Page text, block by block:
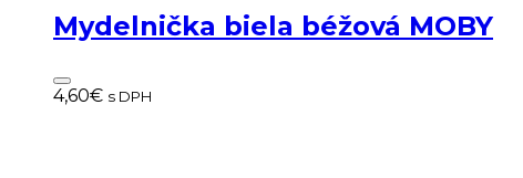
Mydelnička biela béžová MOBY
4,60€ s DPH